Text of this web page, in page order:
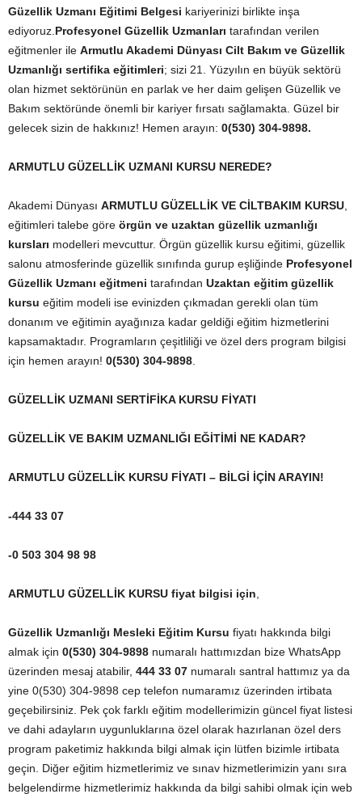
Güzellik Uzmanı Eğitimi Belgesi kariyerinizi birlikte inşa
ediyoruz.Profesyonel Güzellik Uzmanları tarafından verilen
eğitmenler ile Armutlu Akademi Dünyası Cilt Bakım ve Güzellik
Uzmanlığı sertifika eğitimleri; sizi 21. Yüzyılın en büyük sektörü
olan hizmet sektörünün en parlak ve her daim gelişen Güzellik ve
Bakım sektöründe önemli bir kariyer fırsatı sağlamakta. Güzel bir
gelecek sizin de hakkınız! Hemen arayın: 0(530) 304-9898.
ARMUTLU GÜZELLİK UZMANI KURSU NEREDE?
Akademi Dünyası ARMUTLU GÜZELLİK VE CİLTBAKIM KURSU,
eğitimleri talebe göre örgün ve uzaktan güzellik uzmanlığı
kursları modelleri mevcuttur. Örgün güzellik kursu eğitimi, güzellik
salonu atmosferinde güzellik sınıfında gurup eşliğinde Profesyonel
Güzellik Uzmanı eğitmeni tarafından Uzaktan eğitim güzellik
kursu eğitim modeli ise evinizden çıkmadan gerekli olan tüm
donanım ve eğitimin ayağınıza kadar geldiği eğitim hizmetlerini
kapsamaktadır. Programların çeşitliliği ve özel ders program bilgisi
için hemen arayın! 0(530) 304-9898.
GÜZELLİK UZMANI SERTİFİKA KURSU FİYATI
GÜZELLİK VE BAKIM UZMANLIĞI EĞİTİMİ NE KADAR?
ARMUTLU GÜZELLİK KURSU FİYATI – BİLGİ İÇİN ARAYIN!
-444 33 07
-0 503 304 98 98
ARMUTLU GÜZELLİK KURSU fiyat bilgisi için,
Güzellik Uzmanlığı Mesleki Eğitim Kursu fiyatı hakkında bilgi
almak için 0(530) 304-9898 numaralı hattımızdan bize WhatsApp
üzerinden mesaj atabilir, 444 33 07 numaralı santral hattımız ya da
yine 0(530) 304-9898 cep telefon numaramız üzerinden irtibata
geçebilirsiniz. Pek çok farklı eğitim modellerimizin güncel fiyat listesi
ve dahi adayların uygunluklarına özel olarak hazırlanan özel ders
program paketimiz hakkında bilgi almak için lütfen bizimle irtibata
geçin. Diğer eğitim hizmetlerimiz ve sınav hizmetlerimizin yanı sıra
belgelendirme hizmetlerimiz hakkında da bilgi sahibi olmak için web